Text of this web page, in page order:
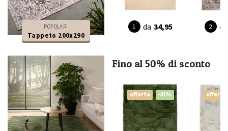
POPOLARI
Tappeto 200x290
da 34,95 da
Fino al 50% di sconto
offerta -41% offerta